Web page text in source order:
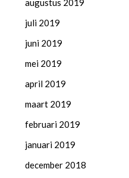
augustus 2019
juli 2019
juni 2019
mei 2019
april 2019
maart 2019
februari 2019
januari 2019
december 2018